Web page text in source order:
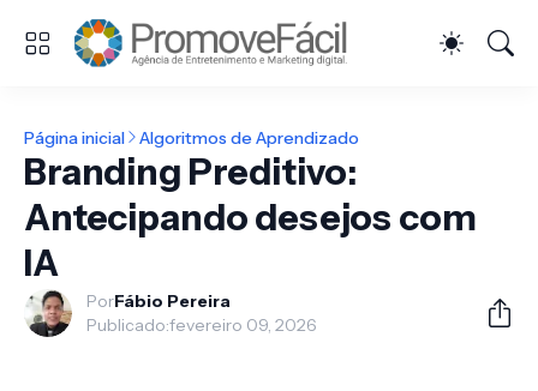
Página inicial Algoritmos de Aprendizado
Branding Preditivo:
Antecipando desejos com
IA
PorFábio Pereira
Publicado:fevereiro 09, 2026